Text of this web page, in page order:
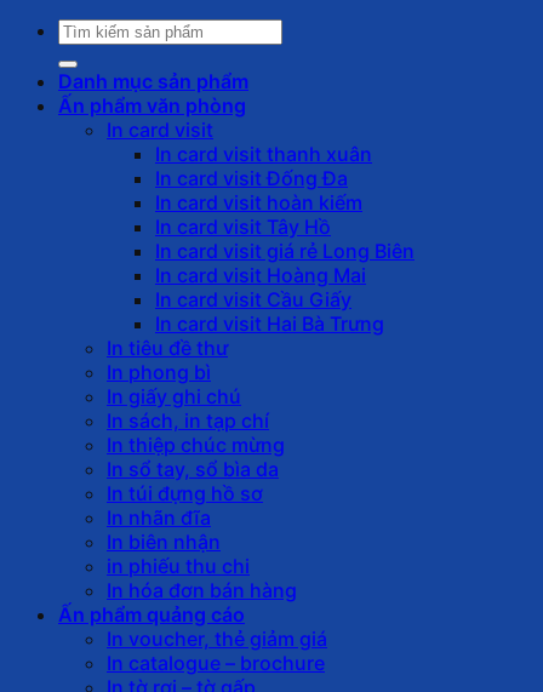
Tìm
kiếm:
Danh mục sản phẩm
Ấn phẩm văn phòng
In card visit
In card visit thanh xuân
In card visit Đống Đa
In card visit hoàn kiếm
In card visit Tây Hồ
In card visit giá rẻ Long Biên
In card visit Hoàng Mai
In card visit Cầu Giấy
In card visit Hai Bà Trưng
In tiêu đề thư
In phong bì
In giấy ghi chú
In sách, in tạp chí
In thiệp chúc mừng
In sổ tay, sổ bìa da
In túi đựng hồ sơ
In nhãn đĩa
In biên nhận
in phiếu thu chi
In hóa đơn bán hàng
Ấn phẩm quảng cáo
In voucher, thẻ giảm giá
In catalogue – brochure
In tờ rơi – tờ gấp